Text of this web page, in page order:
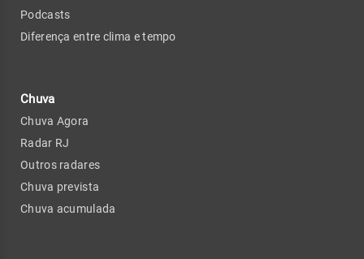
Podcasts
Diferença entre clima e tempo
Chuva
Chuva Agora
Radar RJ
Outros radares
Chuva prevista
Chuva acumulada